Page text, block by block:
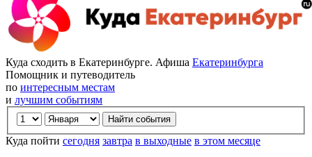
Куда сходить в Екатеринбурге. Афиша Екатеринбурга
Помощник и путеводитель
по интересным местам
и лучшим событиям
Куда пойти сегодня завтра в выходные в этом месяце